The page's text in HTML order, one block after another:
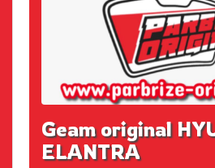
Geam original
ELANTRA